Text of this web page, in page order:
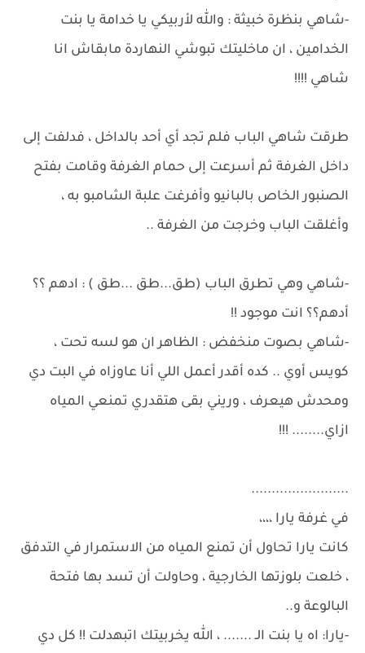
-شاهي بنظرة خبيثة : والله لأربيكي يا خدامة يا بنت
الخدامين ، ان ماخليتك تبوشي النهاردة مابقاش انا
شاهي !!!!
طرقت شاهي الباب فلم تجد أي أحد بالداخل ، فدلفت إلى
داخل الغرفة ثم أسرعت إلى حمام الغرفة وقامت بفتح
الصنبور الخاص بالبانيو وأفرغت علبة الشامبو به ،
وأغلقت الباب وخرجت من الغرفة ..
-شاهي وهي تطرق الباب (طق...طق ...طق ) : ادهم ؟؟
أدهم؟؟ انت موجود !!
-شاهي بصوت منخفض : الظاهر ان هو لسه تحت ،
كويس أوي .. كده أقدر أعمل اللي أنا عاوزاه في البت دي
ومحدش هيعرف ، وريني بقى هتقدري تمنعي المياه
ازاي........ !!!
........................
في غرفة يارا ،،،،
كانت يارا تحاول أن تمنع المياه من الاستمرار في التدفق
، خلعت بلوزتها الخارجية ، وحاولت أن تسد بها فتحة
البالوعة و..
-يارا: اه يا بنت الـ ....... ، الله يخربيتك اتبهدلت !! كل دي